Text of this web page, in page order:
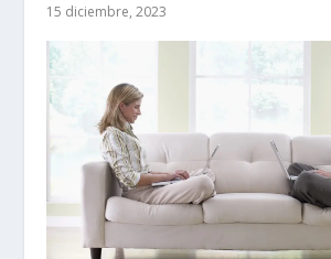
15 diciembre, 2023